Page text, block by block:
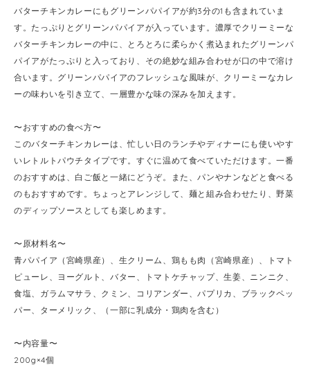
バターチキンカレーにもグリーンパパイアが約3分の1も含まれていま
す。たっぷりとグリーンパパイアが入っています。濃厚でクリーミーな
バターチキンカレーの中に、とろとろに柔らかく煮込まれたグリーンパ
パイアがたっぷりと入っており、その絶妙な組み合わせが口の中で溶け
合います。グリーンパパイアのフレッシュな風味が、クリーミーなカレ
ーの味わいを引き立て、一層豊かな味の深みを加えます。
〜おすすめの食べ方〜
このバターチキンカレーは、忙しい日のランチやディナーにも使いやす
いレトルトパウチタイプです。すぐに温めて食べていただけます。一番
のおすすめは、白ご飯と一緒にどうぞ。また、パンやナンなどと食べる
のもおすすめです。ちょっとアレンジして、麺と組み合わせたり、野菜
のディップソースとしても楽しめます。
〜原材料名〜
青パパイア（宮崎県産）、生クリーム、鶏もも肉（宮崎県産）、トマト
ピューレ、ヨーグルト、バター、トマトケチャップ、生姜、ニンニク、
食塩、ガラムマサラ、クミン、コリアンダー、パプリカ、ブラックペッ
パー、ターメリック、（一部に乳成分・鶏肉を含む）
〜内容量〜
200g×4個